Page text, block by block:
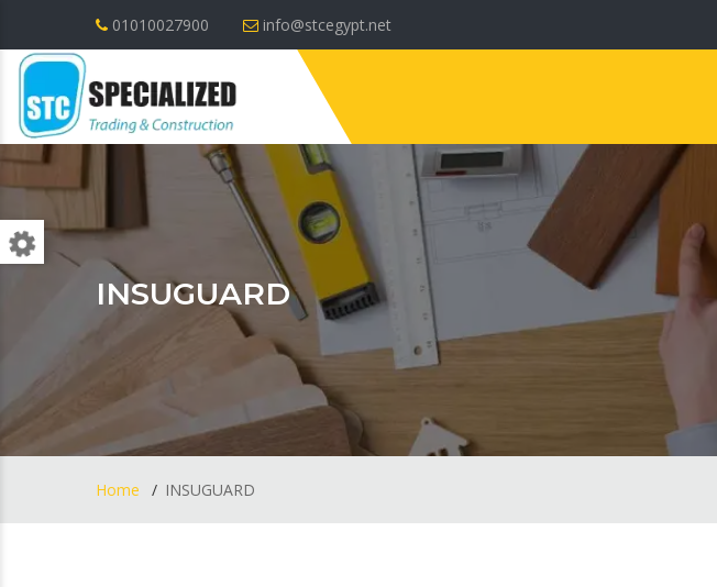
01010027900 info@stcegypt.net
INSUGUARD
Home INSUGUARD